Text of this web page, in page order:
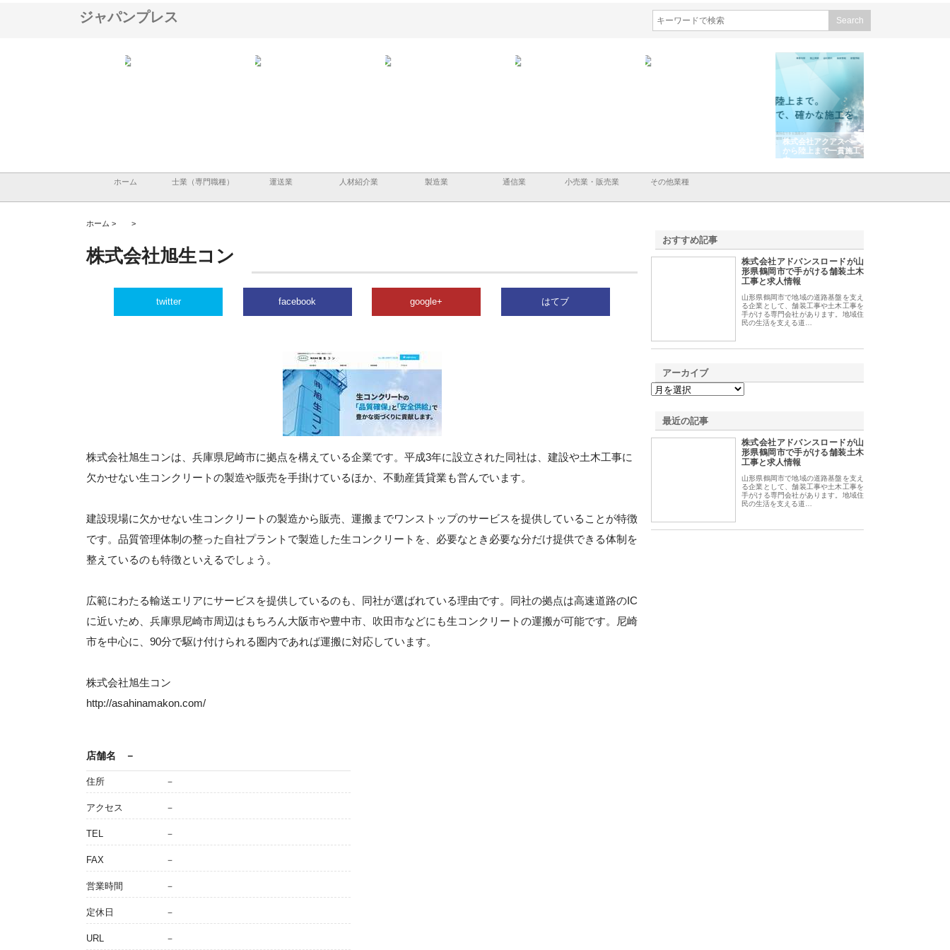
ジャパンプレス
株式会社アクアスペースが水中
から陸上まで一貫施工できる理
ホーム 士業（専門職種） 運送業 人材紹介業 製造業 通信業 小売業・販売業 その他業種
ホーム > >
株式会社旭生コン
twitter facebook google+ はてブ
株式会社旭生コンは、兵庫県尼崎市に拠点を構えている企業です。平成3年に設立された同社は、建設や土木工事に
欠かせない生コンクリートの製造や販売を手掛けているほか、不動産賃貸業も営んでいます。
建設現場に欠かせない生コンクリートの製造から販売、運搬までワンストップのサービスを提供していることが特徴
です。品質管理体制の整った自社プラントで製造した生コンクリートを、必要なとき必要な分だけ提供できる体制を
整えているのも特徴といえるでしょう。
広範にわたる輸送エリアにサービスを提供しているのも、同社が選ばれている理由です。同社の拠点は高速道路のIC
に近いため、兵庫県尼崎市周辺はもちろん大阪市や豊中市、吹田市などにも生コンクリートの運搬が可能です。尼崎
市を中心に、90分で駆け付けられる圏内であれば運搬に対応しています。
株式会社旭生コン
http://asahinamakon.com/
店舗名 －
住所 －
アクセス －
TEL －
FAX －
営業時間 －
定休日 －
URL －
おすすめ記事
株式会社アドバンスロードが山
形県鶴岡市で手がける舗装土木
工事と求人情報
山形県鶴岡市で地域の道路基盤を支え
る企業として、舗装工事や土木工事を
手がける専門会社があります。地域住
民の生活を支える道…
アーカイブ
最近の記事
株式会社アドバンスロードが山
形県鶴岡市で手がける舗装土木
工事と求人情報
山形県鶴岡市で地域の道路基盤を支え
る企業として、舗装工事や土木工事を
手がける専門会社があります。地域住
民の生活を支える道…